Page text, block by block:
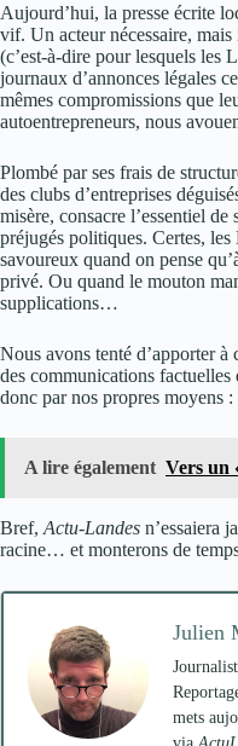
Aujourd’hui, la presse écrite
vif. Un acteur nécessaire,
(c’est-à-dire pour lesquels les
journaux d’annonces légales
mêmes compromissions que
autoentrepreneurs, nous
Plombé par ses frais de
des clubs d’entreprises
misère, consacre l’essentiel
préjugés politiques. Certes,
savoureux quand on pense
privé. Ou quand le mouton
supplications…
Nous avons tenté d’apporter
des communications factuelles
donc par nos propres moyens
A lire également Vers un
Bref, Actu-Landes n’essaiera
racine… et monterons de
Julien
mets